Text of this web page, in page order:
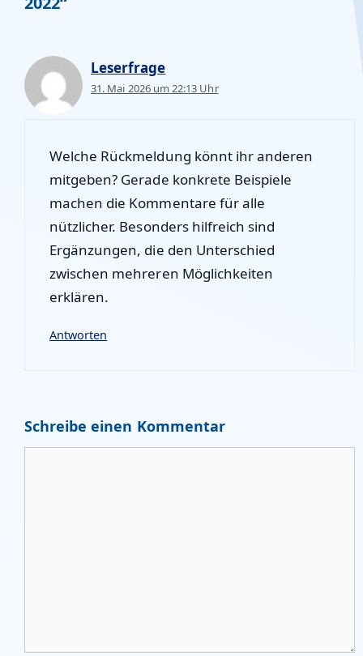
Leserfrage
31. Mai 2026 um 22:13 Uhr
Welche Rückmeldung könnt ihr anderen
mitgeben? Gerade konkrete Beispiele
machen die Kommentare für alle
nützlicher. Besonders hilfreich sind
Ergänzungen, die den Unterschied
zwischen mehreren Möglichkeiten
erklären.
Antworten
Schreibe einen Kommentar